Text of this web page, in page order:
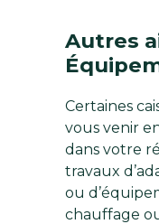
Autres
Certaines
vous venir
dans votre
travaux
ou
chauffage